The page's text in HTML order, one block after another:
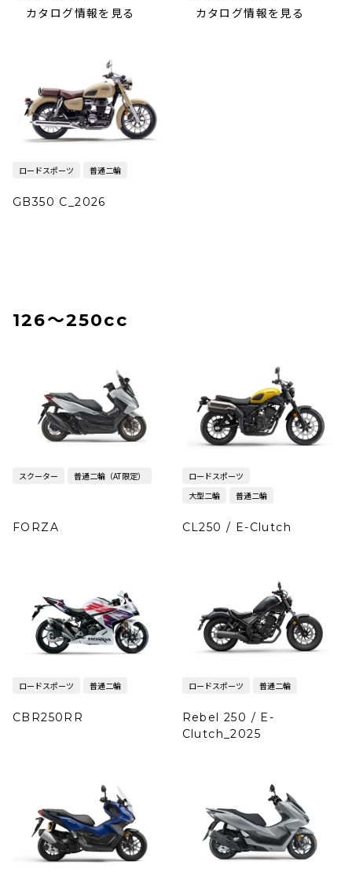
カタログ情報を見る カタログ情報を見る
ロードスポーツ 普通二輪
GB350 C_2026
126〜250cc
スクーター 普通二輪（AT限定）
FORZA
ロードスポーツ
大型二輪
普通二輪
CL250 / E-Clutch
ロードスポーツ 普通二輪
CBR250RR
ロードスポーツ 普通二輪
Rebel 250 / E-
Clutch_2025